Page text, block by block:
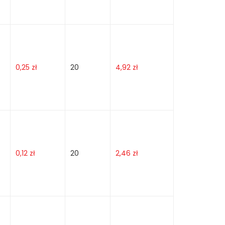
0,25 zł 20 4,92 zł
0,12 zł 20 2,46 zł